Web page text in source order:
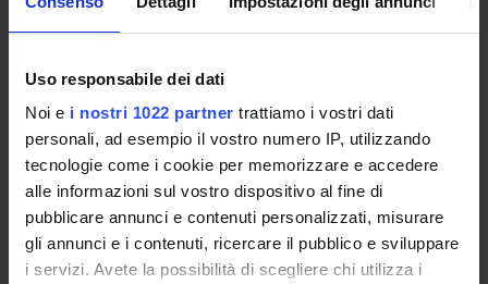
Uso responsabile dei dati
Noi e i nostri 1022 partner trattiamo i vostri dati
personali, ad esempio il vostro numero IP, utilizzando
tecnologie come i cookie per memorizzare e accedere
alle informazioni sul vostro dispositivo al fine di
pubblicare annunci e contenuti personalizzati, misurare
gli annunci e i contenuti, ricercare il pubblico e sviluppare
i servizi. Avete la possibilità di scegliere chi utilizza i
skills (through simulations in plausible clinical settings, with
relational, communication, problem solving, critical thinking).
They are carried out in small groups throughout the academic
year (I - II semester), under the guidance of tutors. The
laboratory aims to promote the acquisition of concepts
concerning rehabilitation groups and the interventions
proposed to family members in their planning and
implementation.